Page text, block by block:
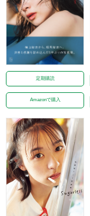
定期購読
Amazonで購入